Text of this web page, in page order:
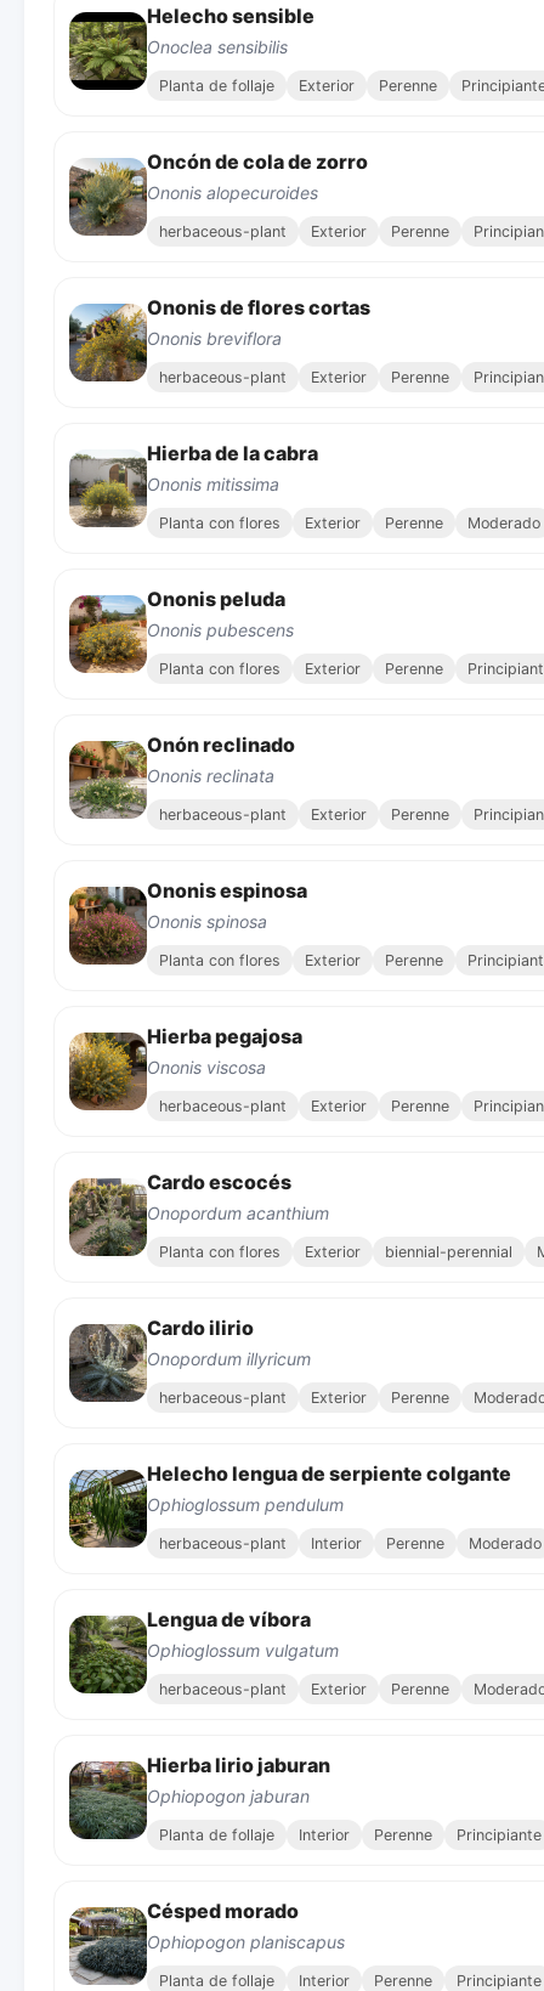
Helecho sensible
Onoclea sensibilis
Planta de follaje Exterior Perenne
Oncón de cola de zorro
Ononis alopecuroides
herbaceous-plant Exterior Perenne
Ononis de flores cortas
Ononis breviflora
herbaceous-plant Exterior Perenne
Hierba de la cabra
Ononis mitissima
Planta con flores Exterior Perenne Moderado
Ononis peluda
Ononis pubescens
Planta con flores Exterior Perenne
Onón reclinado
Ononis reclinata
herbaceous-plant Exterior Perenne
Ononis espinosa
Ononis spinosa
Planta con flores Exterior Perenne
Hierba pegajosa
Ononis viscosa
herbaceous-plant Exterior Perenne
Cardo escocés
Onopordum acanthium
Planta con flores Exterior biennial-perennial
Cardo ilirio
Onopordum illyricum
herbaceous-plant Exterior Perenne
Helecho lengua de serpiente colgante
Ophioglossum pendulum
herbaceous-plant Interior Perenne Moderado
Lengua de víbora
Ophioglossum vulgatum
herbaceous-plant Exterior Perenne
Hierba lirio jaburan
Ophiopogon jaburan
Planta de follaje Interior Perenne Principiante
Césped morado
Ophiopogon planiscapus
Planta de follaje Interior Perenne Principiante